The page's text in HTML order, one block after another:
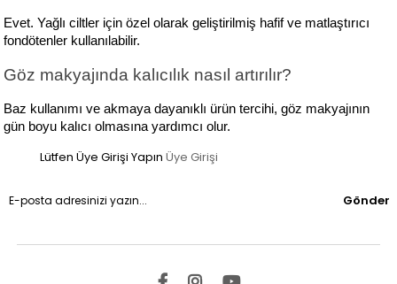
Evet. Yağlı ciltler için özel olarak geliştirilmiş hafif ve matlaştırıcı
fondötenler kullanılabilir.
Göz makyajında kalıcılık nasıl artırılır?
Baz kullanımı ve akmaya dayanıklı ürün tercihi, göz makyajının
gün boyu kalıcı olmasına yardımcı olur.
Lütfen Üye Girişi Yapın Üye Girişi
Gönder